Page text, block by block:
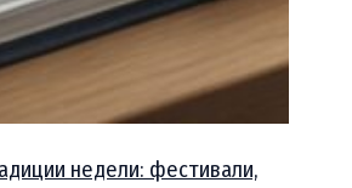
недели: фестивали,